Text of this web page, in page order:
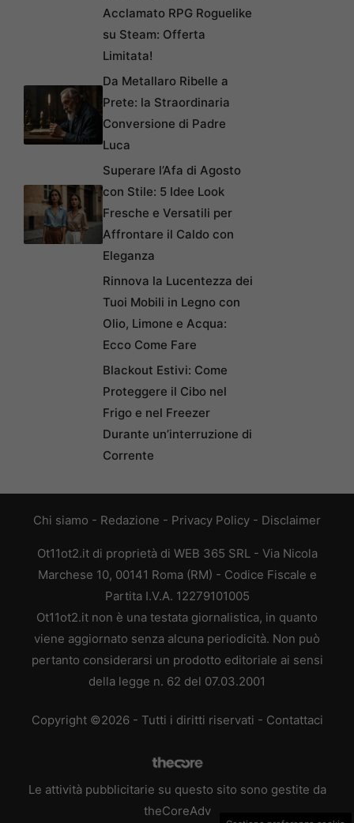
Acclamato RPG Roguelike
su Steam: Offerta
Limitata!
Da Metallaro Ribelle a
Prete: la Straordinaria
Conversione di Padre
Luca
Superare l’Afa di Agosto
con Stile: 5 Idee Look
Fresche e Versatili per
Affrontare il Caldo con
Eleganza
Rinnova la Lucentezza dei
Tuoi Mobili in Legno con
Olio, Limone e Acqua:
Ecco Come Fare
Blackout Estivi: Come
Proteggere il Cibo nel
Frigo e nel Freezer
Durante un’interruzione di
Corrente
Chi siamo - Redazione - Privacy Policy - Disclaimer
Ot11ot2.it di proprietà di WEB 365 SRL - Via Nicola
Marchese 10, 00141 Roma (RM) - Codice Fiscale e
Partita I.V.A. 12279101005
Ot11ot2.it non è una testata giornalistica, in quanto
viene aggiornato senza alcuna periodicità. Non può
pertanto considerarsi un prodotto editoriale ai sensi
della legge n. 62 del 07.03.2001
Copyright ©2026 - Tutti i diritti riservati - Contattaci
Le attività pubblicitarie su questo sito sono gestite da
theCoreAdv